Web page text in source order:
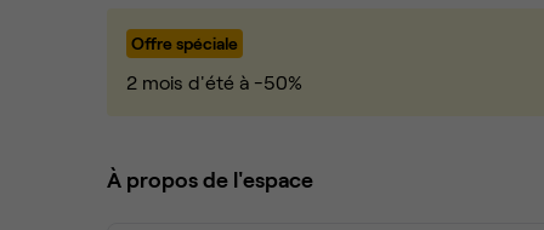
Ce qui fait la différence, c’est aussi notre
Le coworking devient ainsi un véritable
des synergies et faire émerger de nouveaux
Offre spéciale
2 mois d'été à -50%
À propos de l'espace